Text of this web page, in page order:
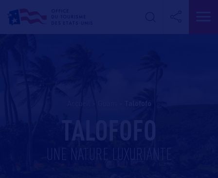
talofofo
TALOFOFO
UNE NATURE LUXURIANTE